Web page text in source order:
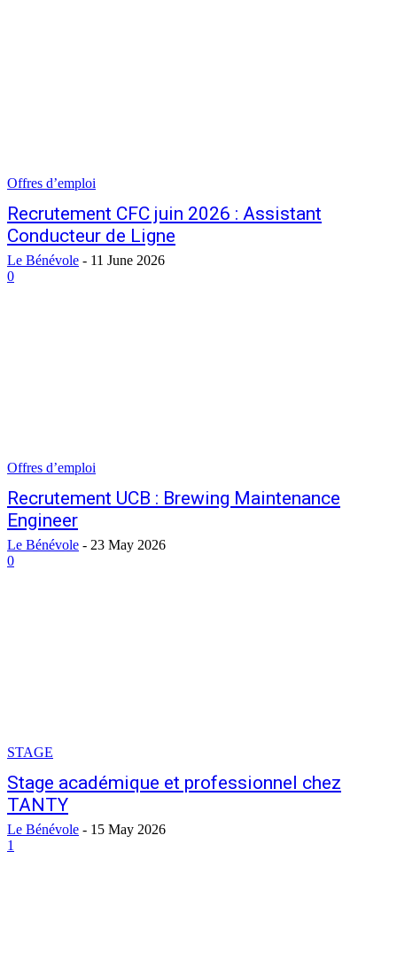
Offres d’emploi
Recrutement CFC juin 2026 : Assistant
Conducteur de Ligne
Le Bénévole - 11 June 2026
0
Offres d’emploi
Recrutement UCB : Brewing Maintenance
Engineer
Le Bénévole - 23 May 2026
0
STAGE
Stage académique et professionnel chez
TANTY
Le Bénévole - 15 May 2026
1